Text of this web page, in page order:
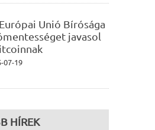
Unió Bírósága
javasol
07-19
HÍREK